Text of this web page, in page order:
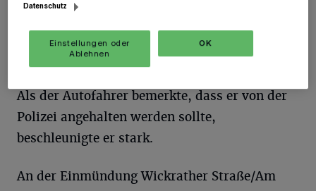
D
er Wagen war zunächst auf der Holzer
Als der Autofahrer bemerkte, dass er von der
Polizei angehalten werden sollte,
beschleunigte er stark.
An der Einmündung Wickrather Straße/Am
Datenschutz
Einstellungen oder
Ablehnen
OK